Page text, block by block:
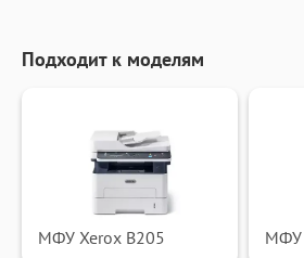
Подходит к моделям
МФУ Xerox B205 МФУ